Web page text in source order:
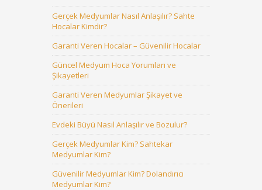
Gerçek Medyumlar Nasıl Anlaşılır? Sahte
Hocalar Kimdir?
Garanti Veren Hocalar – Güvenilir Hocalar
Güncel Medyum Hoca Yorumları ve
Şikayetleri
Garanti Veren Medyumlar Şikayet ve
Önerileri
Evdeki Büyü Nasıl Anlaşılır ve Bozulur?
Gerçek Medyumlar Kim? Sahtekar
Medyumlar Kim?
Güvenilir Medyumlar Kim? Dolandırıcı
Medyumlar Kim?